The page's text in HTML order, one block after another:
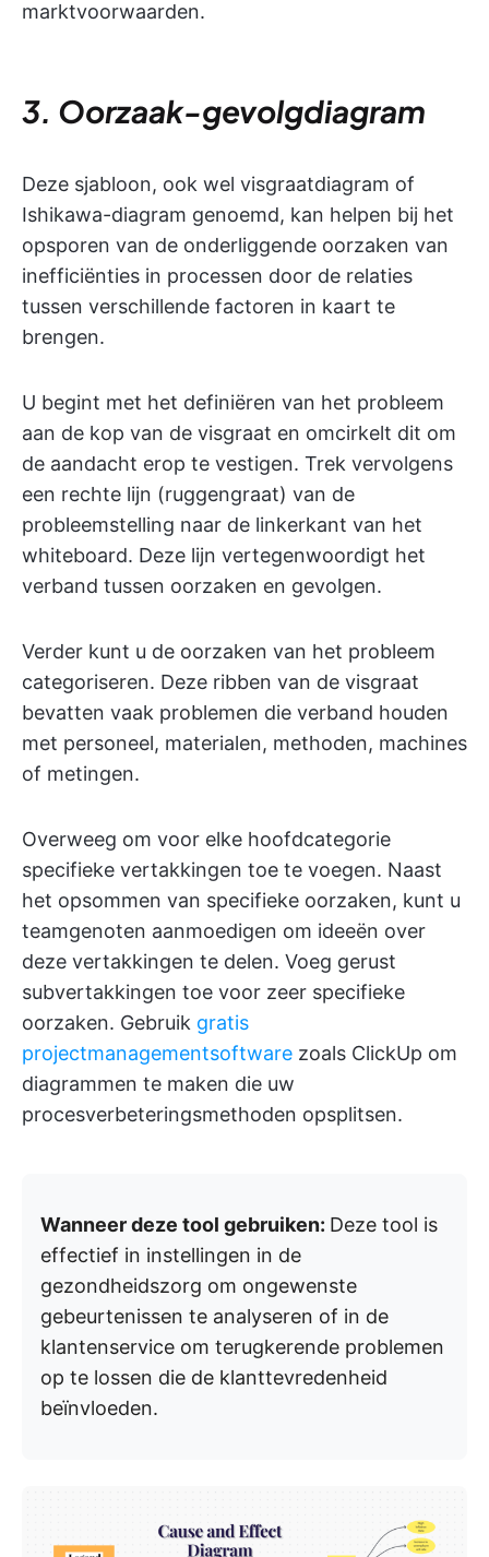
marktvoorwaarden.
3. Oorzaak-gevolgdiagram
Deze sjabloon, ook wel visgraatdiagram of
Ishikawa-diagram genoemd, kan helpen bij het
opsporen van de onderliggende oorzaken van
inefficiënties in processen door de relaties
tussen verschillende factoren in kaart te
brengen.
U begint met het definiëren van het probleem
aan de kop van de visgraat en omcirkelt dit om
de aandacht erop te vestigen. Trek vervolgens
een rechte lijn (ruggengraat) van de
probleemstelling naar de linkerkant van het
whiteboard. Deze lijn vertegenwoordigt het
verband tussen oorzaken en gevolgen.
Verder kunt u de oorzaken van het probleem
categoriseren. Deze ribben van de visgraat
bevatten vaak problemen die verband houden
met personeel, materialen, methoden, machines
of metingen.
Overweeg om voor elke hoofdcategorie
specifieke vertakkingen toe te voegen. Naast
het opsommen van specifieke oorzaken, kunt u
teamgenoten aanmoedigen om ideeën over
deze vertakkingen te delen. Voeg gerust
subvertakkingen toe voor zeer specifieke
oorzaken. Gebruik gratis
projectmanagementsoftware zoals ClickUp om
diagrammen te maken die uw
procesverbeteringsmethoden opsplitsen.
Wanneer deze tool gebruiken: Deze tool is
effectief in instellingen in de
gezondheidszorg om ongewenste
gebeurtenissen te analyseren of in de
klantenservice om terugkerende problemen
op te lossen die de klanttevredenheid
beïnvloeden.